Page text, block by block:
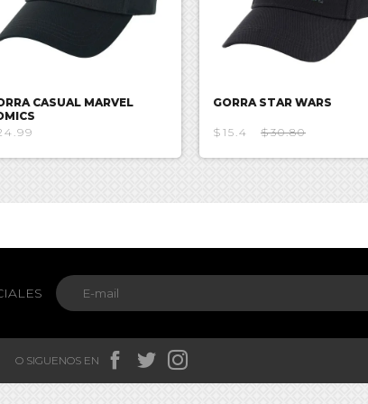
CASUAL MARVEL
GORRA STAR WARS
$15.4 $30.80
O SIGUENOS EN   